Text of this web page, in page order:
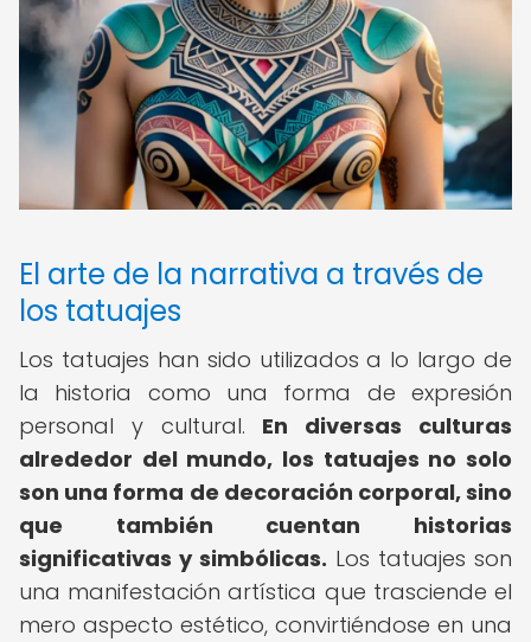
El arte de la narrativa a través de
los tatuajes
Los tatuajes han sido utilizados a lo largo de
la historia como una forma de expresión
personal y cultural. En diversas culturas
alrededor del mundo, los tatuajes no solo
son una forma de decoración corporal, sino
que también cuentan historias
significativas y simbólicas. Los tatuajes son
una manifestación artística que trasciende el
mero aspecto estético, convirtiéndose en una